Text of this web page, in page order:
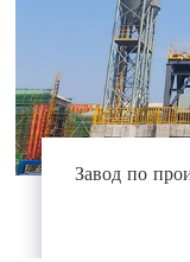
Завод по